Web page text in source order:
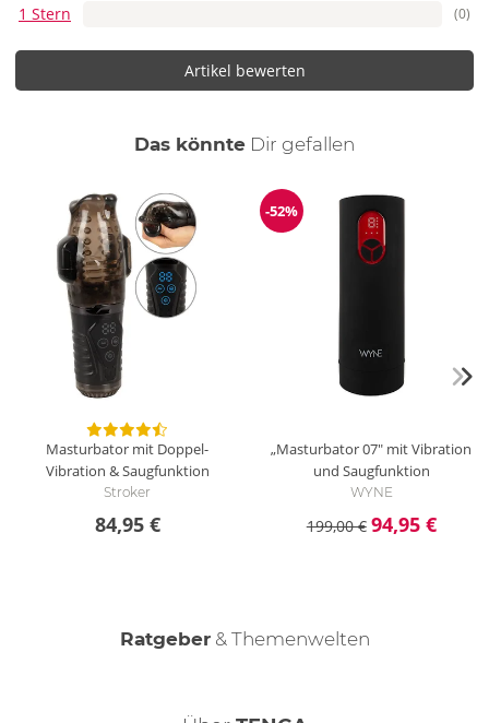
1 Stern (0)
Artikel bewerten
Das könnte Dir auch
gefallen
Masturbator mit Doppel-
Vibration & Saugfunktion
Stroker
84,95 €
Reduzierung
-52%
„Masturbator 07" mit Vibration
und Saugfunktion
WYNE
199,00 € 94,95 €
Ratgeber& Themenwelten
Realdolls kaufen - Dein Ratgeber
Der männliche Orgasmus
Keep it clean - Masturbatoren reinigen